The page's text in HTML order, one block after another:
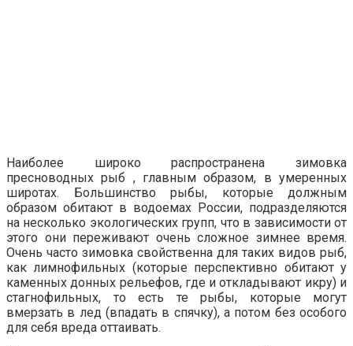
Наиболее широко распространена зимовка
пресноводных рыб , главным образом, в умеренных
широтах. Большинство рыбы, которые должным
образом обитают в водоемах России, подразделяются
на несколько экологических групп, что в зависимости от
этого они переживают очень сложное зимнее время.
Очень часто зимовка свойственна для таких видов рыб,
как лимнофильных (которые перспективно обитают у
каменных донных рельефов, где и откладывают икру) и
стагнофильных, то есть те рыбы, которые могут
вмерзать в лед (впадать в спячку), а потом без особого
для себя вреда оттаивать.